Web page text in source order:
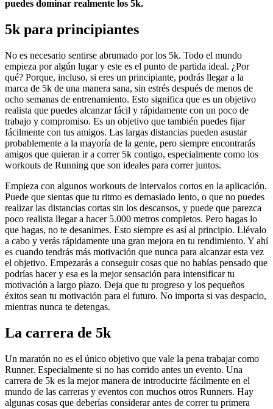
puedes dominar realmente los 5k.
5k para principiantes
No es necesario sentirse abrumado por los 5k. Todo el mundo
empieza por algún lugar y este es el punto de partida ideal. ¿Por
qué? Porque, incluso, si eres un principiante, podrás llegar a la
marca de 5k de una manera sana, sin estrés después de menos de
ocho semanas de entrenamiento. Esto significa que es un objetivo
realista que puedes alcanzar fácil y rápidamente con un poco de
trabajo y compromiso. Es un objetivo que también puedes fijar
fácilmente con tus amigos. Las largas distancias pueden asustar
probablemente a la mayoría de la gente, pero siempre encontrarás
amigos que quieran ir a correr 5k contigo, especialmente como los
workouts de Running que son ideales para correr juntos.
Empieza con algunos workouts de intervalos cortos en la aplicación.
Puede que sientas que tu ritmo es demasiado lento, o que no puedes
realizar las distancias cortas sin los descansos, y puede que parezca
poco realista llegar a hacer 5.000 metros completos. Pero hagas lo
que hagas, no te desanimes. Esto siempre es así al principio. Llévalo
a cabo y verás rápidamente una gran mejora en tu rendimiento. Y ahí
es cuando tendrás más motivación que nunca para alcanzar esta vez
el objetivo. Empezarás a conseguir cosas que no habías pensado que
podrías hacer y esa es la mejor sensación para intensificar tu
motivación a largo plazo. Deja que tu progreso y los pequeños
éxitos sean tu motivación para el futuro. No importa si vas despacio,
mientras nunca te detengas.
La carrera de 5k
Un maratón no es el único objetivo que vale la pena trabajar como
Runner. Especialmente si no has corrido antes un evento. Una
carrera de 5k es la mejor manera de introducirte fácilmente en el
mundo de las carreras y eventos con muchos otros Runners. Hay
algunas cosas que deberías considerar antes de correr tu primera